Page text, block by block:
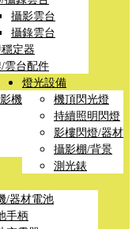
攝影雲台
攝錄雲台
定器
/雲台配件
機
燈光設備
機頂閃光燈
持續照明閃燈
影樓閃燈/器材
攝影棚/背景
測光錶
/器材電池
手柄